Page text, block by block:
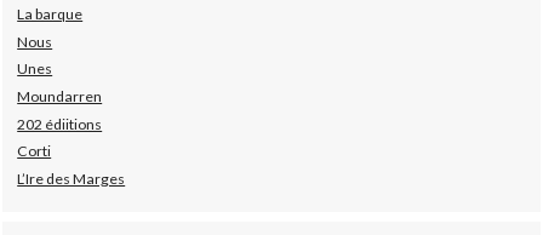
La barque
Nous
Unes
Moundarren
202 édiitions
Corti
L’Ire des Marges